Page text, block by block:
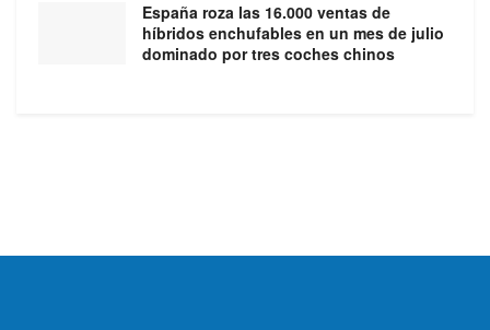
España roza las 16.000 ventas de
híbridos enchufables en un mes de julio
dominado por tres coches chinos